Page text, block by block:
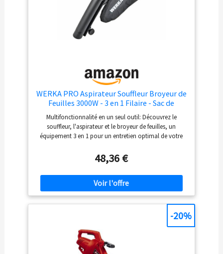
WERKA PRO Aspirateur Souffleur Broyeur de
Feuilles 3000W - 3 en 1 Filaire - Sac de
Récupération 35L - Sangles Incluses - Vert
Multifonctionnalité en un seul outil: Découvrez le
souffleur, l'aspirateur et le broyeur de feuilles, un
équipement 3 en 1 pour un entretien optimal de votre
watts et une tension de 230 volts, cet outil assure des
performances exceptionnelles pour toutes vos tâches de
jardinage Caractéristiques pratiques: Cet outil est
accompagné d'un sac de récupération de 35 litres et des
sangles, facilitant ainsi le ramassage et le transport des
feuilles Manœuvrabilité accrue: Monté sur roues, cet
outil promet une meilleure maniabilité et une utilisation
sans effort, même sur les terrains les plus difficiles
Esthétique attrayante: Avec sa combinaison de couleurs
vert et noir, cet outil ajoute une touche d'élégance à
votre équipement de jardinage
48,36 €
-20%